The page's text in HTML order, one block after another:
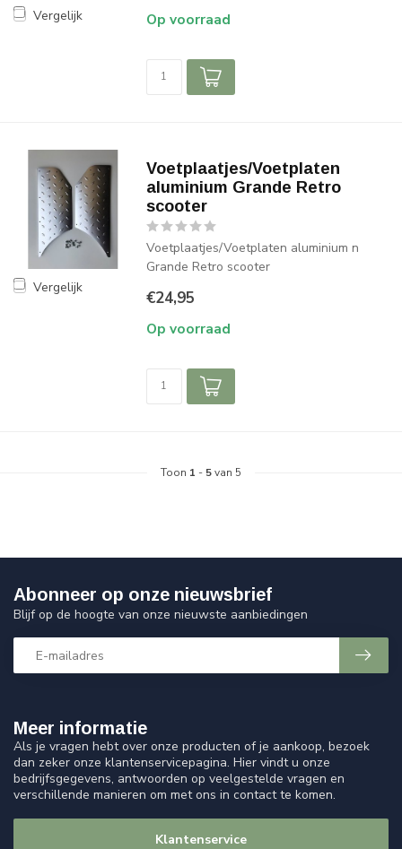
Vergelijk Op voorraad
Vergelijk
Voetplaatjes/Voetplaten
aluminium Grande Retro
scooter
Voetplaatjes/Voetplaten aluminium n
Grande Retro scooter
€24,95
Op voorraad
Toon 1 - 5van 5
Meer informatie
Als je vragen hebt over onze producten of je aankoop, bezoek
dan zeker onze klantenservicepagina. Hier vindt u onze
bedrijfsgegevens, antwoorden op veelgestelde vragen en
verschillende manieren om met ons in contact te komen.
Klantenservice
Abonneer op onze nieuwsbrief
Blijf op de hoogte van onze nieuwste aanbiedingen